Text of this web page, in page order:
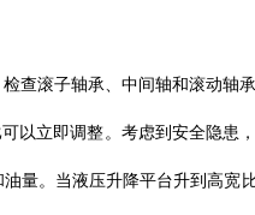
查滚子轴承、中间轴和滚动轴
立即调整。考虑到安全隐患
量。当液压升降平台升到高